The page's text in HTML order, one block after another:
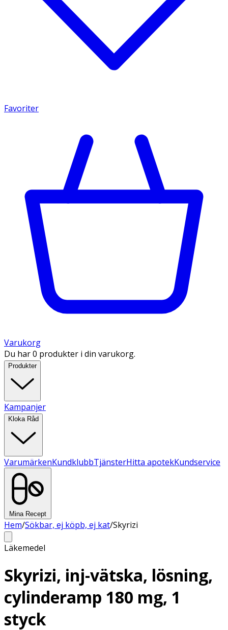
Favoriter
Varukorg
Du har 0 produkter i din varukorg.
Produkter
Kampanjer
Kloka Råd
VarumärkenKundklubbTjänsterHitta apotekKundservice
Mina Recept
Hem/Sökbar, ej köpb, ej kat/Skyrizi
Läkemedel
Skyrizi, inj-vätska, lösning,
cylinderamp 180 mg, 1
styck